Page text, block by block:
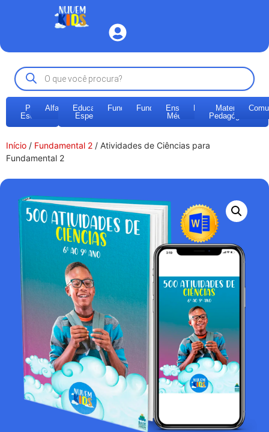
Pré-
Escola
Alfabetização
Educação
Especial
FundamentalFundamental
Ensino
Médio
Materiais
Pedagógicos
Início / Fundamental 2 / Atividades de Ciências para
Fundamental 2